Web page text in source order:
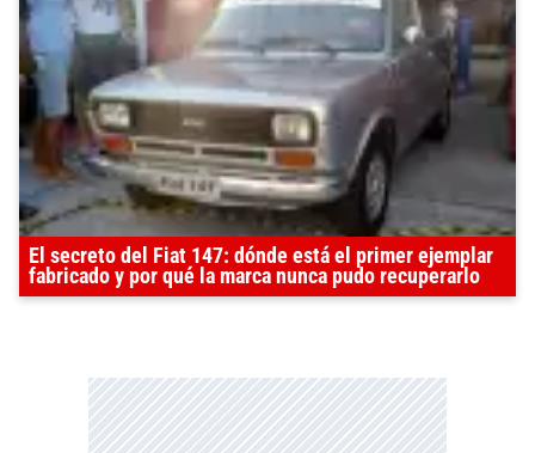
El secreto del Fiat 147: dónde está el primer ejemplar
fabricado y por qué la marca nunca pudo recuperarlo